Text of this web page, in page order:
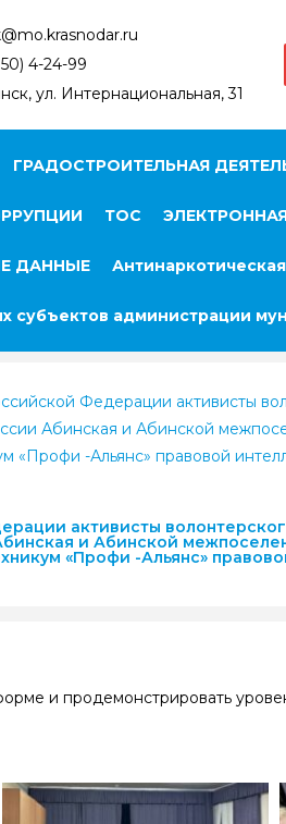
4-24-99
ул. Интернациональная, 31
ГРАДОСТРОИТЕЛЬНАЯ
ТОС
ДАННЫЕ
администрации
Федерации активисты
Абинская и Абинской
-Альянс» правовой
активисты
и Абинской
«Профи -Альянс»
и продемонстрировать